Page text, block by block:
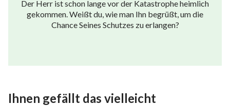
Der Herr ist schon lange vor der Katastrophe heimlich
gekommen. Weißt du, wie man Ihn begrüßt, um die
Chance Seines Schutzes zu erlangen?
Ihnen gefällt das vielleicht